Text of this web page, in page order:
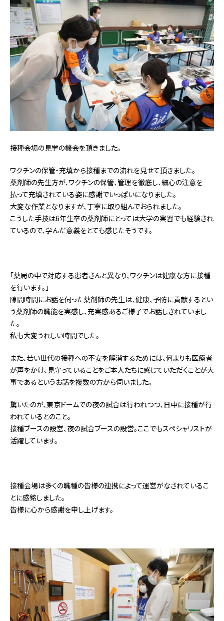
接種会場の見学の機会を頂きました。
ワクチンの保管・充填から接種までの流れを見せて頂きました。
薬剤師の先生方が、ワクチンの保管、管理を徹底し、細心の注意を
払って充填されている姿に感謝でいっぱいになりました。
大変な作業となりますが、丁寧に取り組んでおられました。
こうした手技は6年生卒の薬剤師にとっては大学の実習でも経験され
ているので、学んだ意義をとても感じたそうです。
「薬局の中で対応する患者さんと異なり、ワクチンは健康な方に接種
を行います。」
隙間時間にお話を伺った薬剤師の先生は、健康、予防に貢献するとい
う薬剤師の職能を実感し、充実感あるご様子でお話しされていまし
た。
私も大変うれしい時間でした。
また、若い世代の接種への不安を解消するためには、何よりも医療者
が声をかけ、見守っていることをご本人たちに感じていただくことが大
事であるというお話を複数の方から伺いました。
驚いたのが、東京ドームでの夜の試合は行われつつ、日中に接種が行
われているとのこと。
接種ブースの設営、夜の試合ブースの設営。ここでもスペシャリストが
活躍しています。
接種会場は多くの職種の皆様の連携によって運営がなされているこ
とに感銘しました。
皆様に心から感謝を申し上げます。